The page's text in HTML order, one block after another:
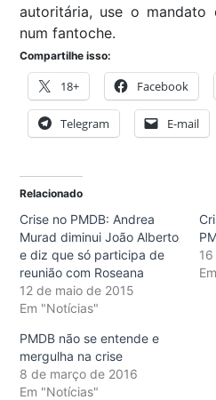
autoritária, use o
num fantoche.
Compartilhe isso:
18+ Facebook
Telegram E-mail
Relacionado
Crise no PMDB: Andrea
Murad diminui João Alberto
e diz que só participa de
reunião com Roseana
12 de maio de 2015
Em "Notícias"
PMDB não se entende e
mergulha na crise
8 de março de 2016
Em "Notícias"